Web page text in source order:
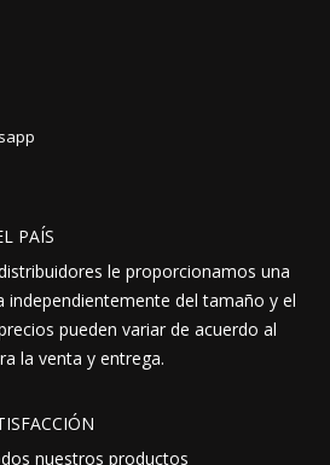
PAÍS
le proporcionamos una
independientemente del tamaño y el
pueden variar de acuerdo al
la venta y entrega.
nuestros productos